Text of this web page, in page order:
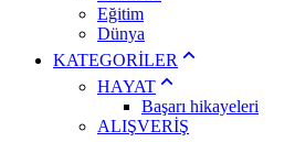
Eğitim
Dünya
KATEGORİLER
HAYAT
Başarı hikayeleri
ALIŞVERİŞ